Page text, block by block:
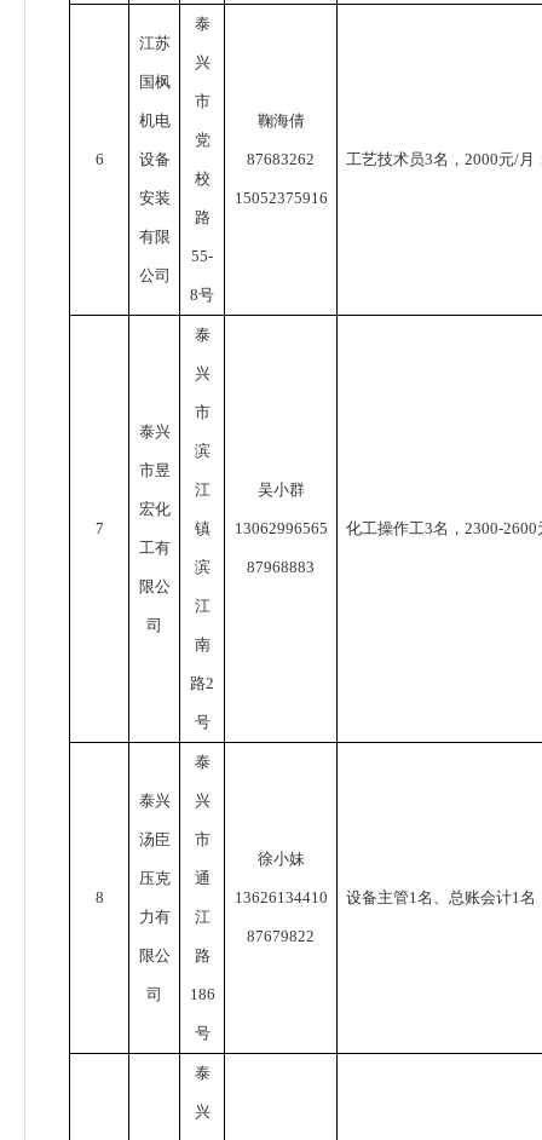
6
江苏
国枫
机电
设备
安装
有限
公司
泰
兴
市
党
校
路
55-
8号
鞠海倩
87683262
15052375916
工艺技术员3名，2000元/月
7
泰兴
市昱
宏化
工有
限公
司
泰
兴
市
滨
江
镇
滨
江
南
路2
号
吴小群
13062996565
87968883
化工操作工3名，2300-2600
8
泰兴
汤臣
压克
力有
限公
司
泰
兴
市
通
江
路
186
号
徐小妹
13626134410
87679822
设备主管1名、总账会计1名
泰
兴